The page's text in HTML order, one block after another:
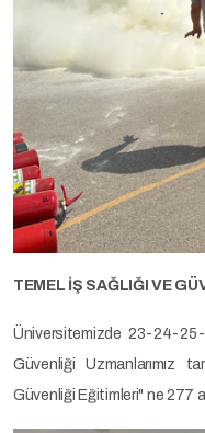
TEMEL İŞ SAĞLIĞI VE
Üniversitemizde 23-24-25-
Güvenliği Uzmanlarımız
Güvenliği Eğitimleri" ne 277